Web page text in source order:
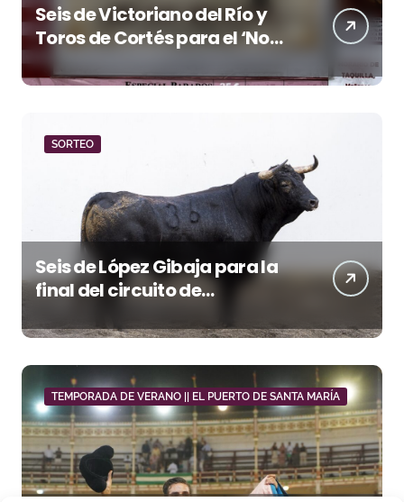
Seis de Victoriano del Río y
Toros de Cortés para el ‘No
Hay Localidades’ de esta
tarde en Pontevedra
SORTEO
Seis de López Gibaja para la
final del circuito de
Málaga
TEMPORADA DE VERANO || EL PUERTO DE SANTA MARÍA